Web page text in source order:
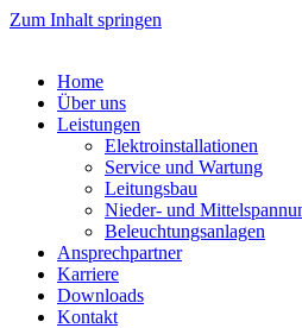
Zum Inhalt springen
Home
Über uns
Leistungen
Elektroinstallationen
Service und Wartung
Leitungsbau
Nieder- und
Beleuchtungsanlagen
Ansprechpartner
Karriere
Downloads
Kontakt